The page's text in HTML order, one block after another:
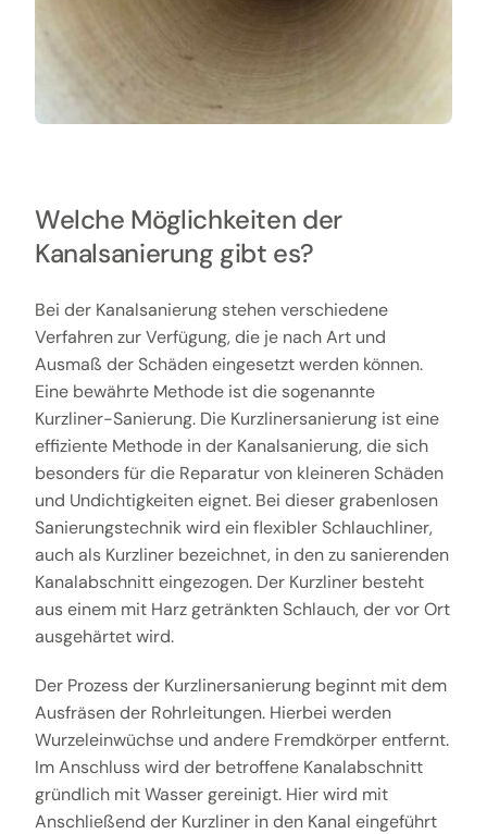
Welche Möglichkeiten der
Kanalsanierung gibt es?
Bei der Kanalsanierung stehen verschiedene
Verfahren zur Verfügung, die je nach Art und
Ausmaß der Schäden eingesetzt werden können.
Eine bewährte Methode ist die sogenannte
Kurzliner-Sanierung. Die Kurzlinersanierung ist eine
effiziente Methode in der Kanalsanierung, die sich
besonders für die Reparatur von kleineren Schäden
und Undichtigkeiten eignet. Bei dieser grabenlosen
Sanierungstechnik wird ein flexibler Schlauchliner,
auch als Kurzliner bezeichnet, in den zu sanierenden
Kanalabschnitt eingezogen. Der Kurzliner besteht
aus einem mit Harz getränkten Schlauch, der vor Ort
ausgehärtet wird.
Der Prozess der Kurzlinersanierung beginnt mit dem
Ausfräsen der Rohrleitungen. Hierbei werden
Wurzeleinwüchse und andere Fremdkörper entfernt.
Im Anschluss wird der betroffene Kanalabschnitt
gründlich mit Wasser gereinigt. Hier wird mit
Anschließend der Kurzliner in den Kanal eingeführt